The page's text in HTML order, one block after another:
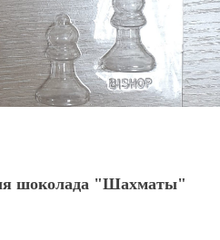
шоколада "Шахматы"